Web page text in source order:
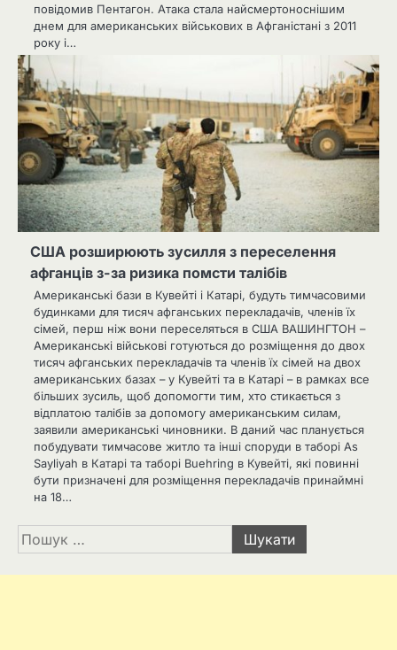
повідомив Пентагон. Атака стала найсмертоноснішим
днем ​​для американських військових в Афганістані з 2011
року і…
США розширюють зусилля з переселення
афганців з-за ризика помсти талібів
Американські бази в Кувейті і Катарі, будуть тимчасовими
будинками для тисяч афганських перекладачів, членів їх
сімей, перш ніж вони переселяться в США ВАШИНГТОН –
Американські військові готуються до розміщення до двох
тисяч афганських перекладачів та членів їх сімей на двох
американських базах – у Кувейті та в Катарі – в рамках все
більших зусиль, щоб допомогти тим, хто стикається з
відплатою талібів за допомогу американським силам,
заявили американські чиновники. В даний час планується
побудувати тимчасове житло та інші споруди в таборі As
Sayliyah в Катарі та таборі Buehring в Кувейті, які повинні
бути призначені для розміщення перекладачів принаймні
на 18…
Пошук: